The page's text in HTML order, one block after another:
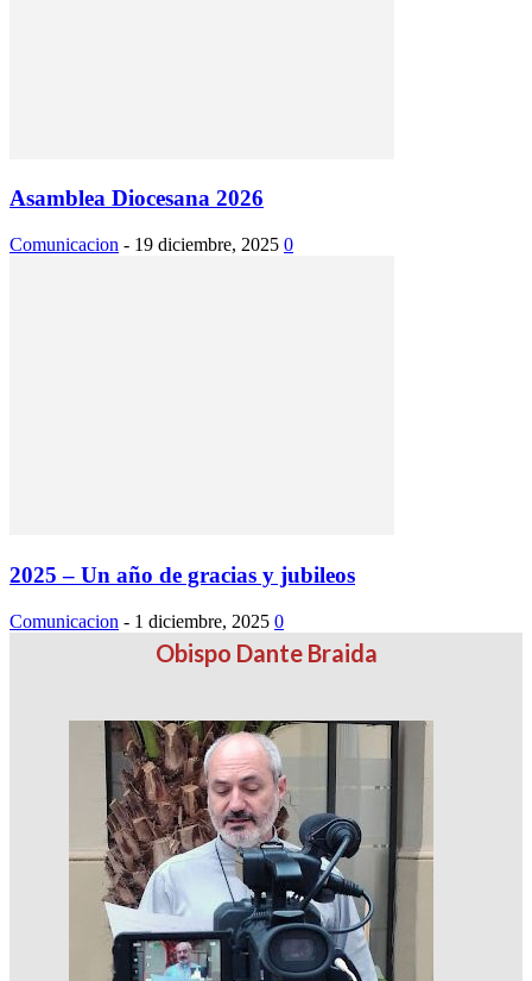
Asamblea Diocesana 2026
Comunicacion - 19 diciembre, 2025 0
2025 – Un año de gracias y jubileos
Comunicacion - 1 diciembre, 2025 0
Obispo Dante Braida